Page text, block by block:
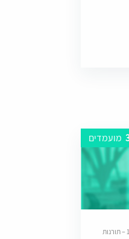
מועמדים
· משרה מלאה א'-ה' · שעות המשרה 13:00-21:00 – תורנות